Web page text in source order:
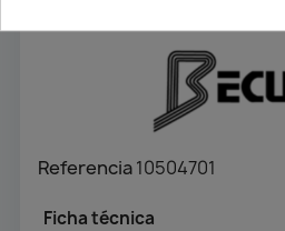
Referencia10504701
Ficha técnica